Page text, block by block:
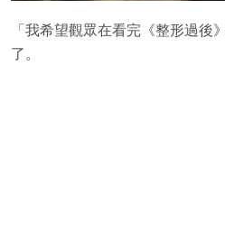
「我希望觀眾在看完《整形過後
了。